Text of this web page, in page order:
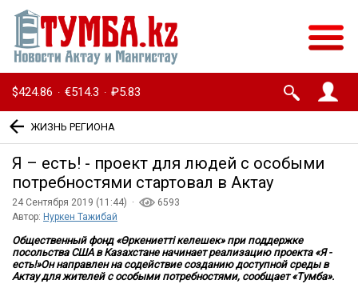
$424.86 · €514.3 · ₽5.83
ЖИЗНЬ РЕГИОНА
Я – есть! - проект для людей с особыми
потребностями стартовал в Актау
24 Сентября 2019 (11:44) ·
6593
Автор: Нуркен Тажибай
Общественный фонд «Өркениетті келешек» при поддержке
посольства США в Казахстане начинает реализацию проекта «Я -
есть!»Он направлен на содействие созданию доступной среды в
Актау для жителей с особыми потребностями, сообщает «Тумба».